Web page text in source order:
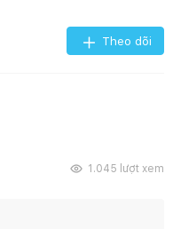
Theo dõi
1.045 lượt xem